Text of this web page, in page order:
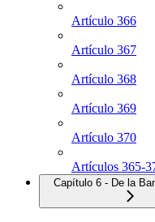
Artículo 366
Artículo 367
Artículo 368
Artículo 369
Artículo 370
Artículos 365-
Capítulo 6 - De la